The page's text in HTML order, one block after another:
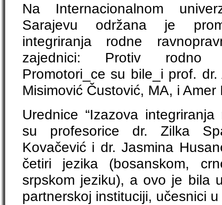
Na Internacionalnom
Sarajevu održana je
integriranja rodne
zajednici: Protiv rodno
Promotori_ce su bile_i prof.
Misimović Čustović, MA, i
Urednice “Izazova
su profesorice dr. Zilka
Kovačević i dr. Jasmina
četiri jezika (bosanskom,
srpskom jeziku), a ovo je bila
partnerskoj instituciji, učesnici